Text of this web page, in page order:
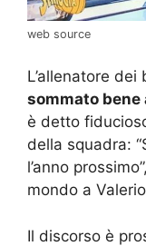
web source
L’allenatore dei
sommato bene
è detto
della squadra:
l’anno
mondo a
Il discorso è